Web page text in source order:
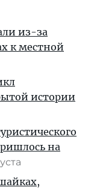
из-за
к местной
истории
на